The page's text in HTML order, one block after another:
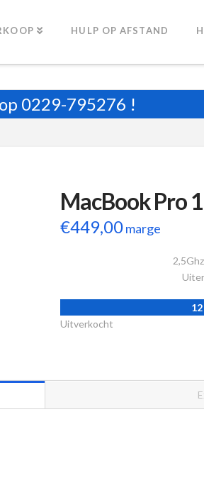
HULP OP AFSTAND
0229-795276 !
MacBook Pro
€449,00marge
Uitverkocht